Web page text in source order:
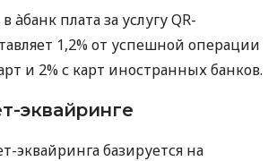
àбанк плата за услугу QR-
1,2% от успешной операции
и 2% с карт иностранных банков.
эквайринге
эквайринга базируется на